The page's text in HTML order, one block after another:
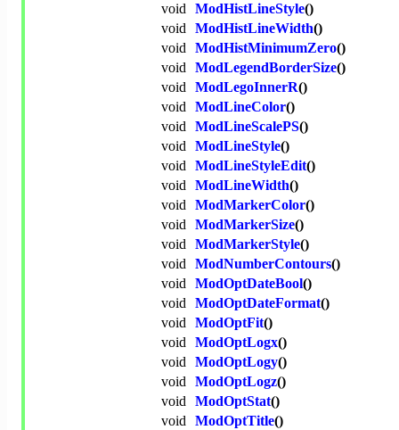
void ModHistLineStyle()
void ModHistLineWidth()
void ModHistMinimumZero()
void ModLegendBorderSize()
void ModLegoInnerR()
void ModLineColor()
void ModLineScalePS()
void ModLineStyle()
void ModLineStyleEdit()
void ModLineWidth()
void ModMarkerColor()
void ModMarkerSize()
void ModMarkerStyle()
void ModNumberContours()
void ModOptDateBool()
void ModOptDateFormat()
void ModOptFit()
void ModOptLogx()
void ModOptLogy()
void ModOptLogz()
void ModOptStat()
void ModOptTitle()